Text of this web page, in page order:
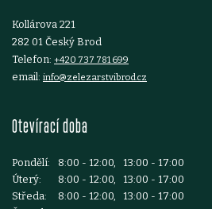
Kollárova 221
282 01 Český Brod
Telefon: +420 737 781 699
email: info@zelezarstvibrod.cz
Otevírací doba
Pondělí:
8:00 - 12:00, 13:00 - 17:00
Úterý:
8:00 - 12:00, 13:00 - 17:00
Středa:
8:00 - 12:00, 13:00 - 17:00